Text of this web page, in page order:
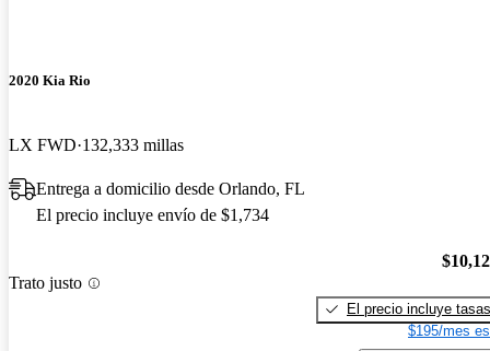
2020 Kia Rio
LX FWD 132,333 millas
Entrega a domicilio desde Orlando, FL
El precio incluye envío de $1,734
Trato justo
El precio incluye tasas
$195/mes